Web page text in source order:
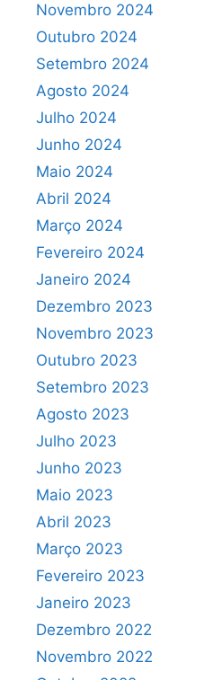
Novembro 2024
Outubro 2024
Setembro 2024
Agosto 2024
Julho 2024
Junho 2024
Maio 2024
Abril 2024
Março 2024
Fevereiro 2024
Janeiro 2024
Dezembro 2023
Novembro 2023
Outubro 2023
Setembro 2023
Agosto 2023
Julho 2023
Junho 2023
Maio 2023
Abril 2023
Março 2023
Fevereiro 2023
Janeiro 2023
Dezembro 2022
Novembro 2022